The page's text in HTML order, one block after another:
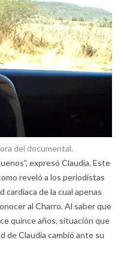
del documental.
expresó Claudia. Este
reveló a los periodistas
de la cual apenas
al Charro. Al saber que
quince años, situación que
de Claudia cambió ante su